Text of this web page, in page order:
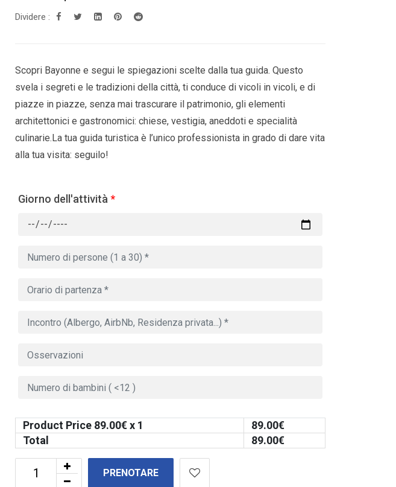
Dividere :
Scopri Bayonne e segui le spiegazioni scelte dalla tua guida. Questo
svela i segreti e le tradizioni della città, ti conduce di vicoli in vicoli, e di
piazze in piazze, senza mai trascurare il patrimonio, gli elementi
architettonici e gastronomici: chiese, vestigia, aneddoti e specialità
culinarie.La tua guida turistica è l’unico professionista in grado di dare vita
alla tua visita: seguilo!
Giorno dell'attività *
Product Price 89.00€ x 1 89.00€
Total
89.00€
PRENOTARE